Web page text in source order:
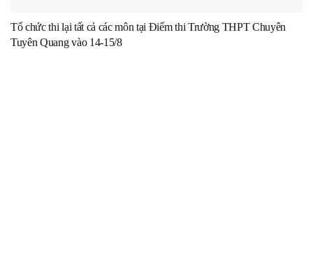
Tổ chức thi lại tất cả các môn tại Điểm thi Trường THPT Chuyên
Tuyên Quang vào 14-15/8